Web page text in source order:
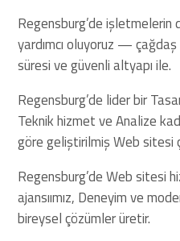
Regensburg’de işletmelerin
yardımcı oluyoruz —
süresi ve güvenli altyapı ile.
Regensburg’de lider bir
Teknik hizmet ve Analize
göre geliştirilmiş Web sitesi
Regensburg’de Web sitesi
ajansıımız, Deneyim ve
bireysel çözümler üretir.